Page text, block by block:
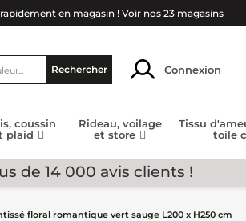
en magasin ! Voir nos 23 magasins
Rechercher Connexion
coussin
plaid
Rideau, voilage
et store
Tissu
toile
de 14 000 avis clients !
floral romantique vert sauge L200 x H250 cm